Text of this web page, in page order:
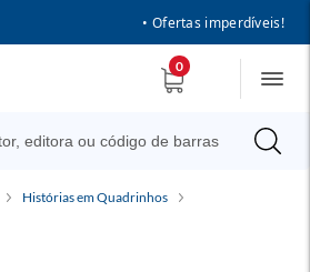
• Ofertas imperdíveis!
0
Histórias em Quadrinhos